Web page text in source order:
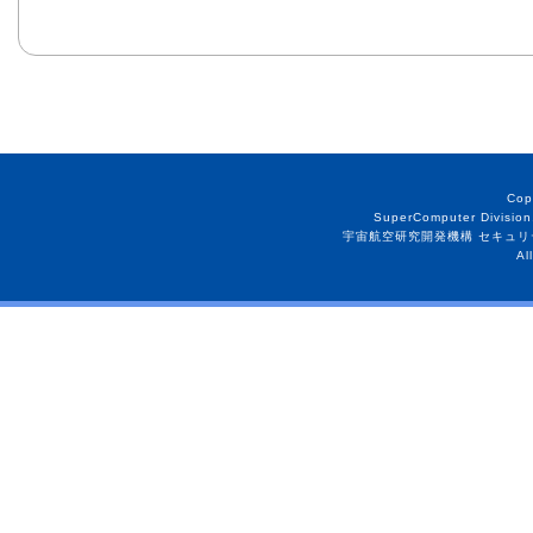
SuperComputer
宇宙航空研究開発機構 セキュ